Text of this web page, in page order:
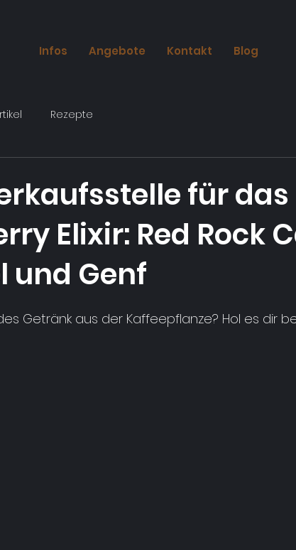
Infos Angebote Kontakt Blog
Rezepte
für das
Elixir: Red Rock
und Genf
Getränk aus der Kaffeepflanze? Hol es dir